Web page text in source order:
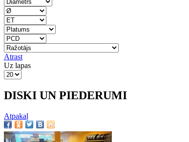
Atrast
Uz lapas
DISKI UN PIEDERUMI
Atpakaļ